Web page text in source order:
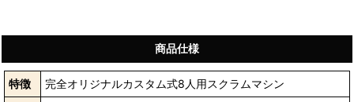
商品仕様
特徴
完全オリジナルカスタム式8人用スクラムマシン